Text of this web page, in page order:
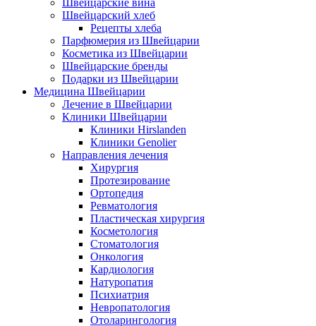
Швейцарские вина
Швейцарский хлеб
Рецепты хлеба
Парфюмерия из Швейцарии
Косметика из Швейцарии
Швейцарские бренды
Подарки из Швейцарии
Медицина Швейцарии
Лечение в Швейцарии
Клиники Швейцарии
Клиники Hirslanden
Клиники Genolier
Направления лечения
Хирургия
Протезирование
Ортопедия
Ревматология
Пластическая хирургия
Косметология
Стоматология
Онкология
Кардиология
Натуропатия
Психиатрия
Невропатология
Отоларингология